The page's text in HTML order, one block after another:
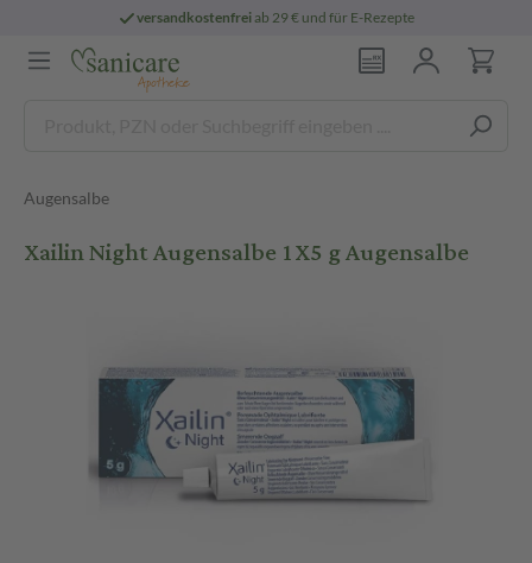
versandkostenfreiab 29 € und für E-Rezepte
Augensalbe
Xailin Night Augensalbe 1X5 g Augensalbe